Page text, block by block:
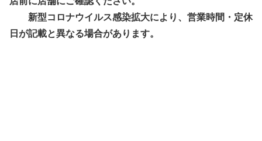
新型コロナウイルス感染拡大により、営業時間・定休
日が記載と異なる場合があります。